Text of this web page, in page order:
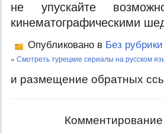
не упускайте
кинематографическими
Опубликовано в Без рубрики
« Смотреть турецкие сериалы на русском
и размещение обратных